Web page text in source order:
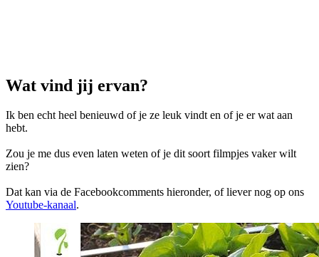
Wat vind jij ervan?
Ik ben echt heel benieuwd of je ze leuk vindt en of je er wat aan
hebt.
Zou je me dus even laten weten of je dit soort filmpjes vaker wilt
zien?
Dat kan via de Facebookcomments hieronder, of liever nog op ons
Youtube-kanaal.